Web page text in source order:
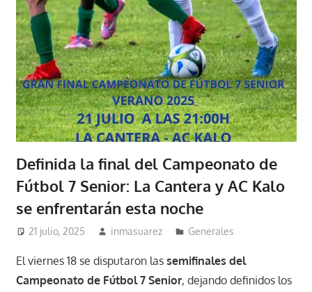
Casariche
(Sevilla)
Definida la final del Campeonato de
Fútbol 7 Senior: La Cantera y AC Kalo
se enfrentarán esta noche
21 julio, 2025 inmasuarez Generales
El viernes 18 se disputaron las semifinales del
Campeonato de Fútbol 7 Senior, dejando definidos los